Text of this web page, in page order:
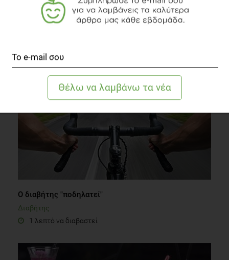
1 λεπτό να διαβαστεί
Ο διαβήτης "ποδηλατεί"
Διαβήτης
1 λεπτό να διαβαστεί